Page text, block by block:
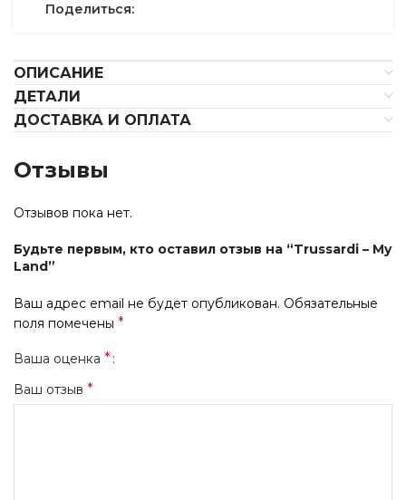
Поделиться:
ОПИСАНИЕ
ДЕТАЛИ
ДОСТАВКА И ОПЛАТА
Отзывы
Отзывов пока нет.
Будьте первым, кто оставил отзыв на “Trussardi – My
Land”
Ваш адрес email не будет опубликован. Обязательные
поля помечены *
Ваша оценка *
Ваш отзыв *